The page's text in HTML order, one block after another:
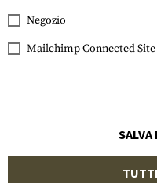
Negozio
Mailchimp Connected Site
SALVA